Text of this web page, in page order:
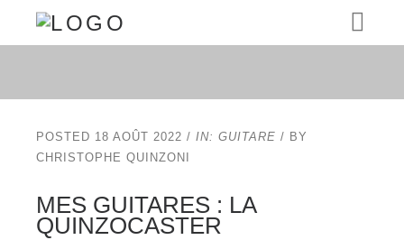
POSTED 18 AOÛT 2022 / IN: GUITARE / BY
CHRISTOPHE QUINZONI
MES GUITARES : LA
QUINZOCASTER